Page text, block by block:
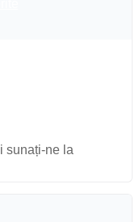
sunați-ne la